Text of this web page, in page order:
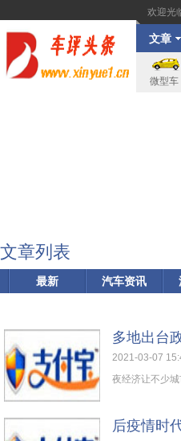
欢迎光
文章
微型车
文章列表
最新 汽车资讯
多地出台
2021-03-07
夜经济让不少
后疫情时